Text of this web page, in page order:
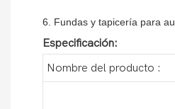
6. Fundas y tapicería para
Especificación:
Nombre del producto :